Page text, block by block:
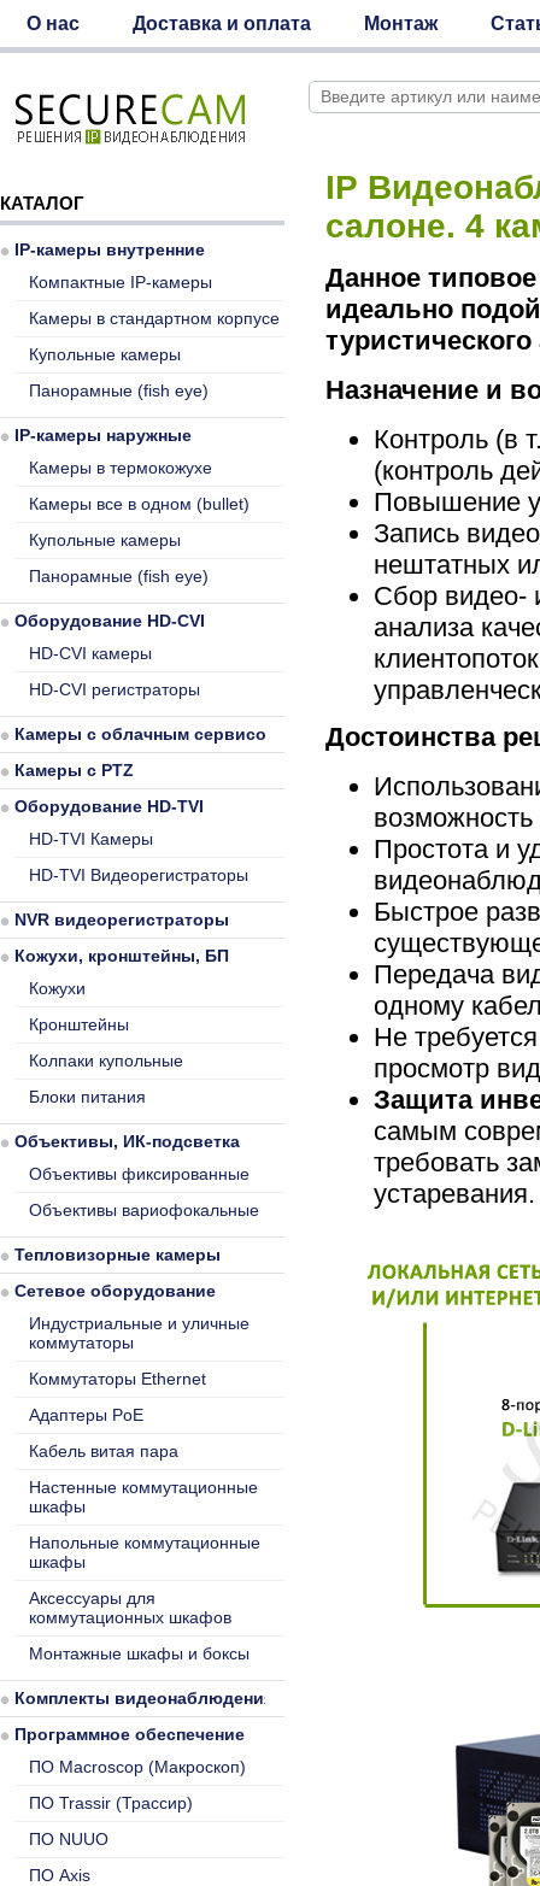
О нас Доставка и оплата Монтаж
IP
салоне. 4
Данное
идеально
Назначение и
Контроль (в
(контроль
Повышение
Запись
нештатных
Сбор видео-
анализа
Достоинства
Простота и
Быстрое
Передача
одному
Не
просмотр
Защита
самым
требовать
устаревания.
КАТАЛОГ
IP-камеры внутренние
Компактные IP-камеры
Камеры в стандартном корпусе
Купольные камеры
Панорамные (fish eye)
IP-камеры наружные
Камеры в термокожухе
Камеры все в одном (bullet)
Купольные камеры
Панорамные (fish eye)
Оборудование HD-CVI
HD-CVI камеры
HD-CVI регистраторы
Камеры с облачным сервисом
Камеры с PTZ
Оборудование HD-TVI
HD-TVI Камеры
HD-TVI Видеорегистраторы
NVR видеорегистраторы
Кожухи, кронштейны, БП
Кожухи
Кронштейны
Колпаки купольные
Блоки питания
Объективы, ИК-подсветка
Объективы фиксированные
Объективы вариофокальные
Тепловизорные камеры
Сетевое оборудование
Индустриальные и уличные
коммутаторы
Коммутаторы Ethernet
Адаптеры PoE
Кабель витая пара
Настенные коммутационные
шкафы
Напольные коммутационные
шкафы
Аксессуары для
коммутационных шкафов
Монтажные шкафы и боксы
Комплекты видеонаблюдения
Программное обеспечение
ПО Macroscop (Макроскоп)
ПО Trassir (Трассир)
ПО NUUO
ПО Axis